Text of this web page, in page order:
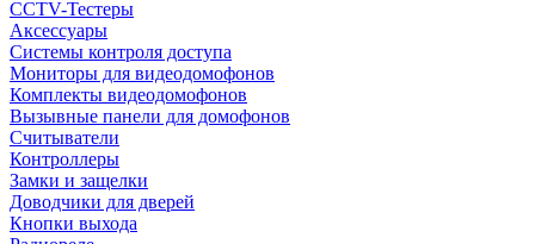
CCTV-Тестеры
Аксессуары
Системы контроля доступа
Мониторы для видеодомофонов
Комплекты видеодомофонов
Вызывные панели для домофонов
Считыватели
Контроллеры
Замки и защелки
Доводчики для дверей
Кнопки выхода